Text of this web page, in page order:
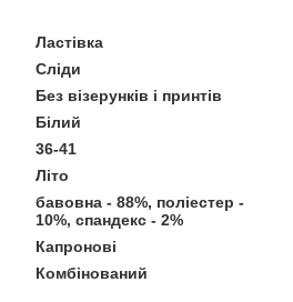
Ластівка
Сліди
Без візерунків і принтів
Білий
36-41
Літо
бавовна - 88%, поліестер -
10%, спандекс - 2%
Капронові
Комбінований